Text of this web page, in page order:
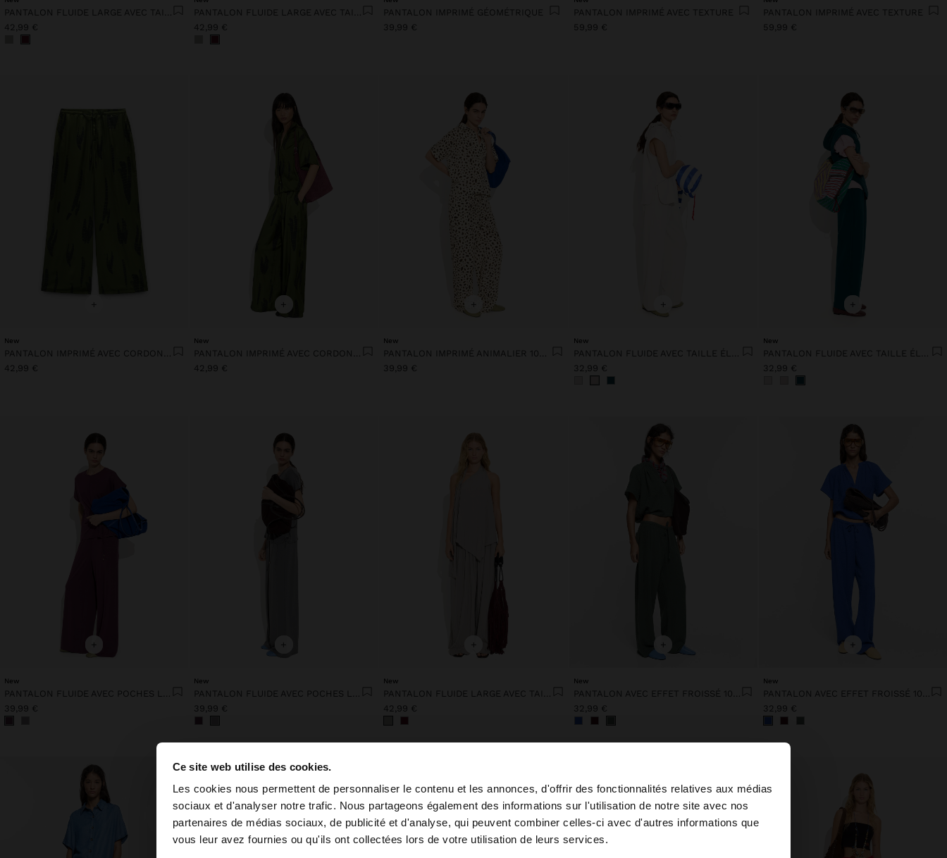
Ce site web utilise des cookies.
Les cookies nous permettent de personnaliser le contenu et les annonces, d'offrir des fonctionnalités relatives aux médias
sociaux et d'analyser notre trafic. Nous partageons également des informations sur l'utilisation de notre site avec nos
partenaires de médias sociaux, de publicité et d'analyse, qui peuvent combiner celles-ci avec d'autres informations que
vous leur avez fournies ou qu'ils ont collectées lors de votre utilisation de leurs services.
bonjour ×
Vous accédez au site depuis Belgique. Voulez-vous parcourir notre site au United States?
PANTALON FLUIDE LARGE AVEC TAILLE ÉLASTIQUE
42,99 €
PANTALON FLUIDE LARGE AVEC TAILLE ÉLASTIQUE
42,99 €
PANTALON IMPRIMÉ GÉOMÉTRIQUE
39,99 €
PANTALON IMPRIMÉ AVEC TEXTURE
59,99 €
PANTALON IMPRIMÉ AVEC TEXTURE
59,99 €
+
New
42,99 €
+
New
42,99 €
+
New
39,99 €
+
New
32,99 €
+
New
32,99 €
+
New
39,99 €
+
New
39,99 €
+
New
42,99 €
+
New
32,99 €
+
New
32,99 €